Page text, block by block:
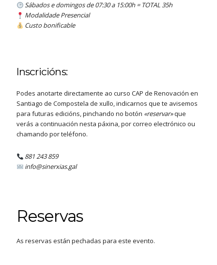
Sábados e domingos de 07:30 a 15:00h = TOTAL 35h
Modalidade Presencial
Custo bonificable
Inscricións:
Podes anotarte directamente ao curso CAP de Renovación en
Santiago de Compostela de xullo, indicarnos que te avisemos
para futuras edicións, pinchando no botón «reservar»que
verás a continuación nesta páxina, por correo electrónico ou
chamando por teléfono.
881 243 859
info@sinerxias.gal
Reservas
As reservas están pechadas para este evento.